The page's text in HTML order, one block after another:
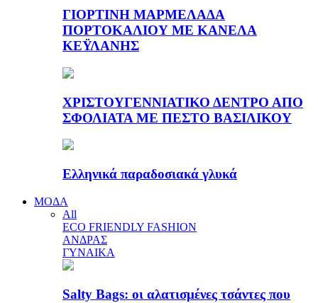
ΓΙΟΡΤΙΝΗ ΜΑΡΜΕΛΑΔΑ
ΠΟΡΤΟΚΑΛΙΟΥ ΜΕ ΚΑΝΕΛΑ
ΚΕΫΛΑΝΗΣ
ΧΡΙΣΤΟΥΓΕΝΝΙΑΤΙΚΟ ΔΕΝΤΡΟ ΑΠΟ
ΣΦΟΛΙΑΤΑ ΜΕ ΠΕΣΤΟ ΒΑΣΙΛΙΚΟΥ
Ελληνικά παραδοσιακά γλυκά
ΜΟΔΑ
All
ECO FRIENDLY FASHION
ΑΝΔΡΑΣ
ΓΥΝΑΙΚΑ
Salty Bags: οι αλατισμένες τσάντες που